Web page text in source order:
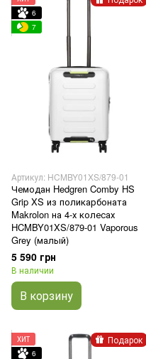
6
7
Артикул: HCMBY01XS/879-01
Чемодан Hedgren Comby HS
Grip XS из поликарбоната
Makrolon на 4-х колесах
HCMBY01XS/879-01 Vaporous
Grey (малый)
5 590 грн
В наличии
В корзину
Подарок
ХИТ
6